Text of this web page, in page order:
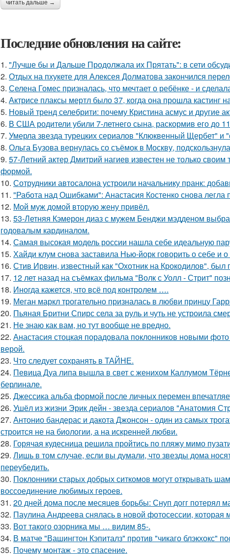
читать дальше →
Последние обновления на сайте:
1. "Лучше бы и Дальше Продолжала их Прятать": в сети
2. Отдых на пхукете для Алексея Долматова закончился
3. Селена Гомес призналась, что мечтает о ребёнке - и
4. Актрисе плаксы мертл было 37, когда она прошла кастинг
5. Новый тренд селебрити: почему Кристина асмус и другие
6. В США родители убили 7-летнего сына, раскормив его до
7. Умерла звезда турецких сериалов "Клюквенный Щербет" и
8. Ольга Бузова вернулась со съёмок в Москву,
9. 57-Летний актер Дмитрий нагиев известен не только
формой.
10. Сотрудники автосалона устроили начальнику пранк:
11. "Работа над Ошибками": Анастасия Костенко снова легла
12. Мой муж домой вторую жену привёл.
13. 53-Летняя Кэмерон диаз с мужем Бенджи мэдденом
годовалым кардиналом.
14. Самая высокая модель россии нашла себе идеальную
15. Хайди клум снова заставила Нью-йорк говорить о себе и
16. Стив Ирвин, известный как "Охотник на Крокодилов", был
17. 12 лет назад на съёмках фильма "Волк с Уолл - Стрит"
18. Иногда кажется, что всё под контролем ….
19. Меган маркл трогательно призналась в любви принцу
20. Пьяная Бритни Спирс села за руль и чуть не устроила
21. Не знаю как вам, но тут вообще не вредно.
22. Анастасия стоцкая порадовала поклонников новыми
верой.
23. Что следует сохранять в ТАЙНЕ.
24. Певица Дуа липа вышла в свет с женихом Каллумом
берлинале.
25. Джессика альба формой после личных перемен
26. Ушёл из жизни Эрик дейн - звезда сериалов "Анатомия
27. Антонио бандерас и дакота Джонсон - один из самых
строится не на биологии, а на искренней любви.
28. Горячая кудесница решила пройтись по пляжу мимо
29. Лишь в том случае, если вы думали, что звезды дома
переубедить.
30. Поклонники старых добрых ситкомов могут открывать
воссоединение любимых героев.
31. 20 дней дома после месяцев борьбы: Снуп догг потерял
32. Паулина Андреева снялась в новой фотосессии, которая
33. Вот такого озорника мы … видим 85-.
34. В матче "Вашингтон Кэпиталз" против "чикаго блэкхокс"
35. Почему монтаж - это спасение.